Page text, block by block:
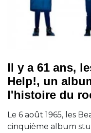
Il y a 61 ans,
Help!, un
l'histoire du
Le 6 août 1965, les
cinquième album